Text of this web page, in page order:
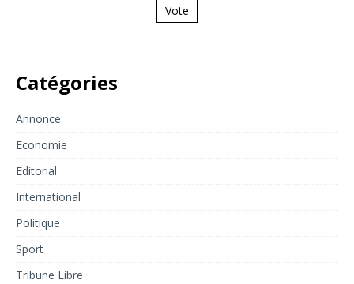
Vote
Catégories
Annonce
Economie
Editorial
International
Politique
Sport
Tribune Libre